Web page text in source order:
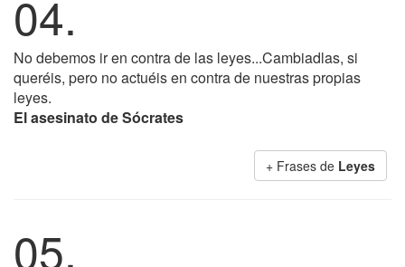
04.
No debemos ir en contra de las leyes...Cambiadlas, si
queréis, pero no actuéis en contra de nuestras propias
leyes.
El asesinato de Sócrates
+ Frases de Leyes
05.